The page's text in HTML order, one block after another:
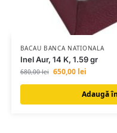
BACAU BANCA NATIONALA
Inel Aur, 14 K, 1.59 gr
680,00lei 650,00 lei
Adaugă